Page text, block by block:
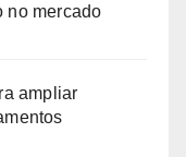
no mercado
ampliar